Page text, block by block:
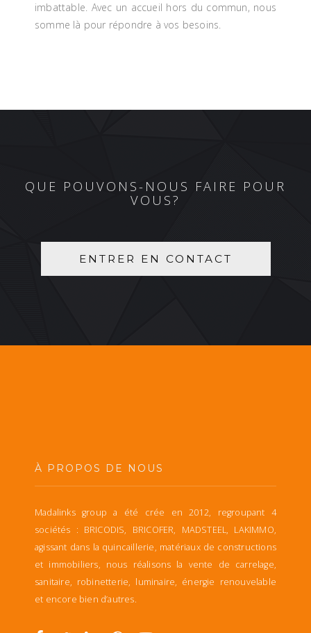
imbattable. Avec un accueil hors du commun, nous
somme là pour répondre à vos besoins.
QUE POUVONS-NOUS FAIRE POUR
VOUS?
ENTRER EN CONTACT
À PROPOS DE NOUS
Madalinks group a été crée en 2012, regroupant 4
sociétés : BRICODIS, BRICOFER, MADSTEEL, LAKIMMO,
agissant dans la quincaillerie, matériaux de constructions
et immobiliers, nous réalisons la vente de carrelage,
sanitaire, robinetterie, luminaire, énergie renouvelable
et encore bien d’autres.